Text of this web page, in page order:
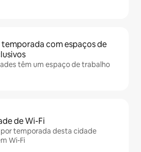
com espaços de
têm um espaço de trabalho
de Wi-Fi
por temporada desta cidade
Wi-Fi